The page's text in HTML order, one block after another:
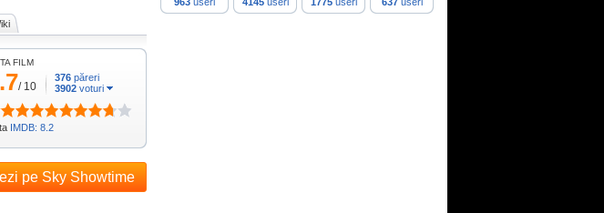
FILM
/ 10
376 păreri
3902 voturi
IMDB: 8.2
pe Sky Showtime